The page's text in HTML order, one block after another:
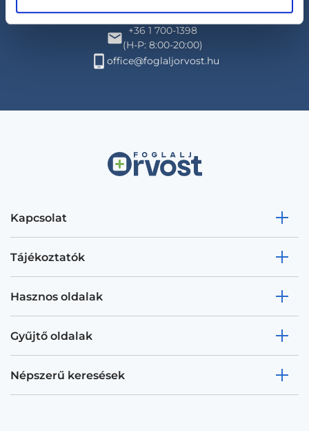
Segíthetünk?
+36 1 700-1398
(H-P: 8:00-20:00)
office@foglaljorvost.hu
Kapcsolat
Tájékoztatók
Hasznos oldalak
Gyűjtő oldalak
Népszerű keresések